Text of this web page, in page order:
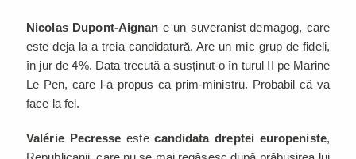
Nicolas Dupont-Aignan e un suveranist demagog, care
este deja la a treia candidatură. Are un mic grup de fideli,
în jur de 4%. Data trecută a susținut-o în turul II pe Marine
Le Pen, care l-a propus ca prim-ministru. Probabil că va
face la fel.
Valérie Pecresse estecandidata dreptei europeniste,